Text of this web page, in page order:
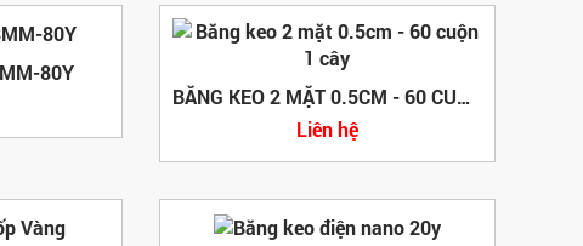
80Y
BĂNG KEO 2 MẶT 0.5CM - 60 CUỘN 1 CÂY
Liên hệ